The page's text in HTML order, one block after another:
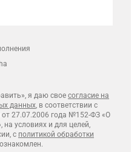
я даю свое согласие на
данных, в соответствии с
27.07.2006 года №152-ФЗ «О
условиях и для целей,
с политикой обработки
ознакомлен.